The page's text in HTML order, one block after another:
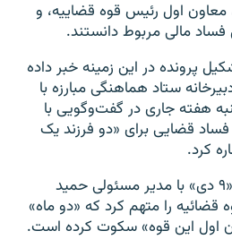
اول رئیس قوه قضاییه، و
مالی مربوط دانستند.
پرونده در این زمینه خبر داده
ستاد هماهنگی مبارزه با
هفته جاری در گفت‌وگویی با
قضایی برای «دو فرزند یک
کرد.
در پی این اظهارات، نشریه «۹ دی» با مدیر مسئولی حمید
قضائیه را متهم کرد که «دو ماه»
اول این قوه» سکوت کرده است.